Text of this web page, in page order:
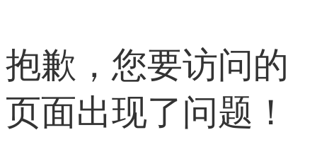
抱歉，您要访问的
页面出现了问题！